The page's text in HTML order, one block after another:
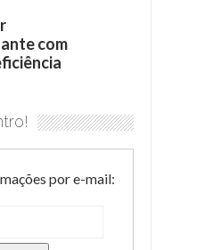
com
por e-mail: